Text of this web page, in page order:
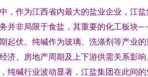
，作为江西省内最大的盐业企业，江
并非局限于食盐，其重要的化工板块
起伏。纯碱作为玻璃、洗涤剂等产业
济、房地产周期及上下游供需关系影
纯碱行业波动显著，江盐集团在此间